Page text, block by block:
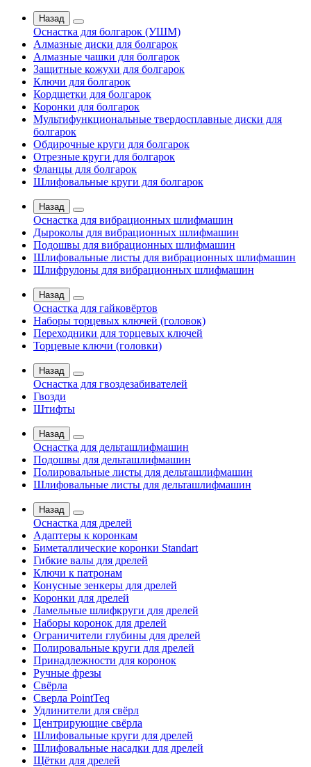
Назад
Оснастка для болгарок (УШМ)
Алмазные диски для болгарок
Алмазные чашки для болгарок
Защитные кожухи для болгарок
Ключи для болгарок
Кордщетки для болгарок
Коронки для болгарок
Мультифункциональные твердосплавные диски для
болгарок
Обдирочные круги для болгарок
Отрезные круги для болгарок
Фланцы для болгарок
Шлифовальные круги для болгарок
Назад
Оснастка для вибрационных шлифмашин
Дыроколы для вибрационных шлифмашин
Подошвы для вибрационных шлифмашин
Шлифовальные листы для вибрационных шлифмашин
Шлифрулоны для вибрационных шлифмашин
Назад
Оснастка для гайковёртов
Наборы торцевых ключей (головок)
Переходники для торцевых ключей
Торцевые ключи (головки)
Назад
Оснастка для гвоздезабивателей
Гвозди
Штифты
Назад
Оснастка для дельташлифмашин
Подошвы для дельташлифмашин
Полировальные листы для дельташлифмашин
Шлифовальные листы для дельташлифмашин
Назад
Оснастка для дрелей
Адаптеры к коронкам
Биметаллические коронки Standart
Гибкие валы для дрелей
Ключи к патронам
Конусные зенкеры для дрелей
Коронки для дрелей
Ламельные шлифкруги для дрелей
Наборы коронок для дрелей
Ограничители глубины для дрелей
Полировальные круги для дрелей
Принадлежности для коронок
Ручные фрезы
Свёрла
Сверла PointTeq
Удлинители для свёрл
Центрирующие свёрла
Шлифовальные круги для дрелей
Шлифовальные насадки для дрелей
Щётки для дрелей